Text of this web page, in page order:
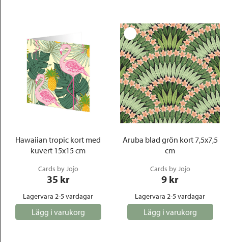
Hawaiian tropic kort med
kuvert 15x15 cm
Cards by Jojo
35 kr
Lagervara 2-5 vardagar
Lägg i varukorg
Aruba blad grön kort 7,5x7,5
cm
Cards by Jojo
9 kr
Lagervara 2-5 vardagar
Lägg i varukorg